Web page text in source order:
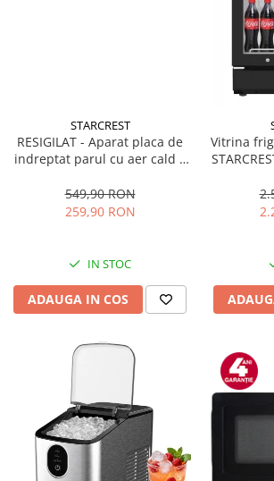
STARCREST
RESIGILAT - Aparat placa de
indreptat parul cu aer cald 2
1300 W, Uscare si indreptare,
Afisaj LCD, Tehnologie cu ioni
549,90 RON
259,90 RON
IN STOC
ADAUGA IN COS
Vitrina
LED,